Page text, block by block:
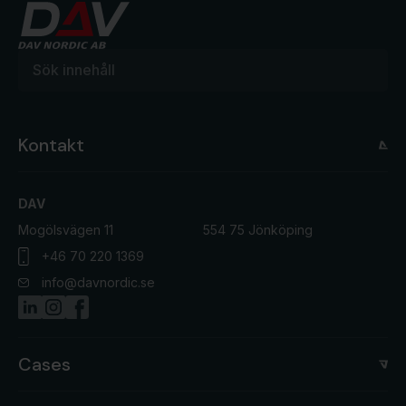
Kontakt
DAV
Mogölsvägen 11
554 75 Jönköping
+46 70 220 1369
info@davnordic.se
Cases